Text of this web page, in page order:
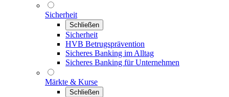
Sicherheit
Schließen
Sicherheit
HVB Betrugsprävention
Sicheres Banking im Alltag
Sicheres Banking für Unternehmen
Märkte & Kurse
Schließen